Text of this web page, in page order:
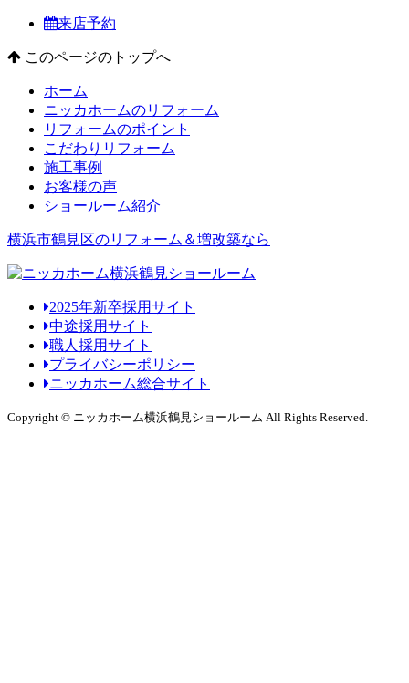
来店予約
このページのトップへ
ホーム
ニッカホームのリフォーム
リフォームのポイント
こだわりリフォーム
施工事例
お客様の声
ショールーム紹介
横浜市鶴見区のリフォーム＆増改築なら
2025年新卒採用サイト
中途採用サイト
職人採用サイト
プライバシーポリシー
ニッカホーム総合サイト
Copyright © ニッカホーム横浜鶴見ショールーム All Rights Reserved.